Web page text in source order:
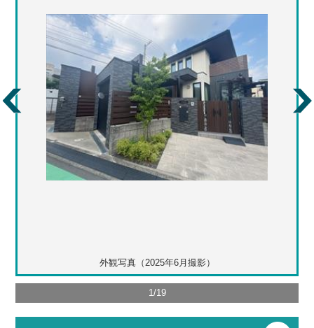
外観写真（2025年6月撮影）
1/19